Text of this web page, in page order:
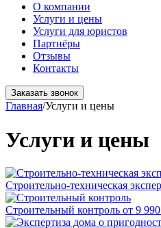
О компании
Услуги и цены
Услуги для юристов
Партнёры
Отзывы
Контакты
Заказать звонок
Главная/Услуги и цены
Услуги и цены
Строительно-техническая
Строительный контроль от 9